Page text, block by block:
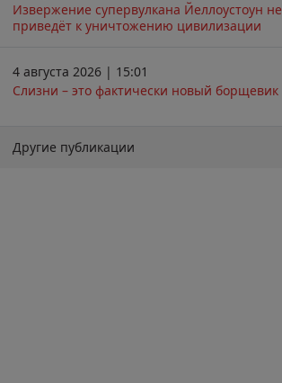
Извержение супервулкана Йеллоустоун не
приведёт к уничтожению цивилизации
4 августа 2026 | 15:01
Слизни – это фактически новый борщевик
Другие публикации